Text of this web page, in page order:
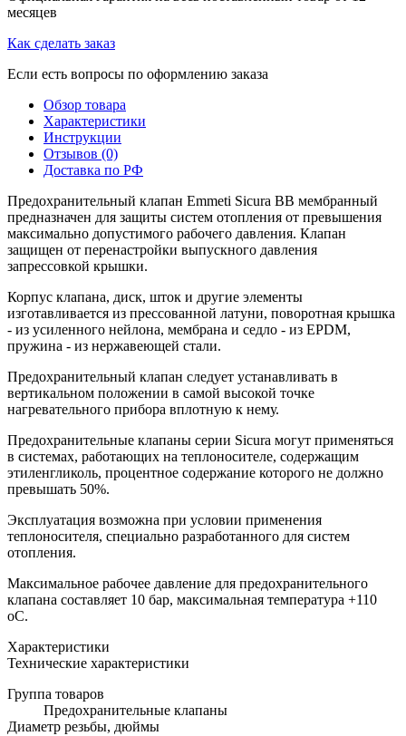
месяцев
Как сделать заказ
Если есть вопросы по оформлению заказа
Обзор товара
Характеристики
Инструкции
Отзывов (0)
Доставка по РФ
Предохранительный клапан Emmeti Sicura BB мембранный
предназначен для защиты систем отопления от превышения
максимально допустимого рабочего давления. Клапан
защищен от перенастройки выпускного давления
запрессовкой крышки.
Корпус клапана, диск, шток и другие элементы
изготавливается из прессованной латуни, поворотная крышка
- из усиленного нейлона, мембрана и седло - из EPDM,
пружина - из нержавеющей стали.
Предохранительный клапан следует устанавливать в
вертикальном положении в самой высокой точке
нагревательного прибора вплотную к нему.
Предохранительные клапаны серии Sicura могут применяться
в системах, работающих на теплоносителе, содержащим
этиленгликоль, процентное содержание которого не должно
превышать 50%.
Эксплуатация возможна при условии применения
теплоносителя, специально разработанного для систем
отопления.
Максимальное рабочее давление для предохранительного
клапана составляет 10 бар, максимальная температура +110
оС.
Характеристики
Технические характеристики
Группа товаров
Предохранительные клапаны
Диаметр резьбы, дюймы